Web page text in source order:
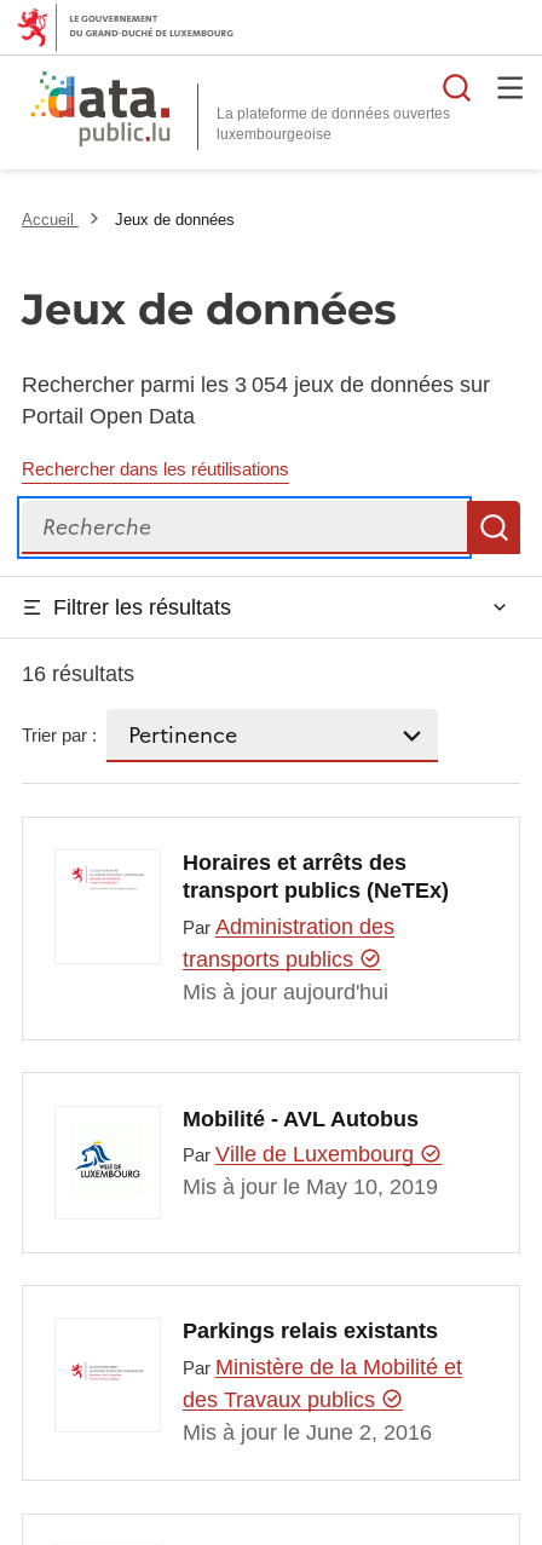
La plateforme de données ouvertes
Accueil Jeux de données
Jeux de données
Rechercher parmi les 3 054 jeux de données sur
Portail Open Data
Rechercher dans les réutilisations
Recherche
Filtrer les résultats
16 résultats
Trier par :
Horaires et arrêts des
transport publics (NeTEx)
Par Administration des
transports publics
Mis à jour aujourd'hui
Mobilité - AVL Autobus
Par Ville de Luxembourg
Mis à jour le May 10, 2019
Parkings relais existants
Par Ministère de la Mobilité et
des Travaux publics
Mis à jour le June 2, 2016